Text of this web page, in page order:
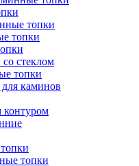
топки
топки
стеклом
топки
каминов
контуром
топки